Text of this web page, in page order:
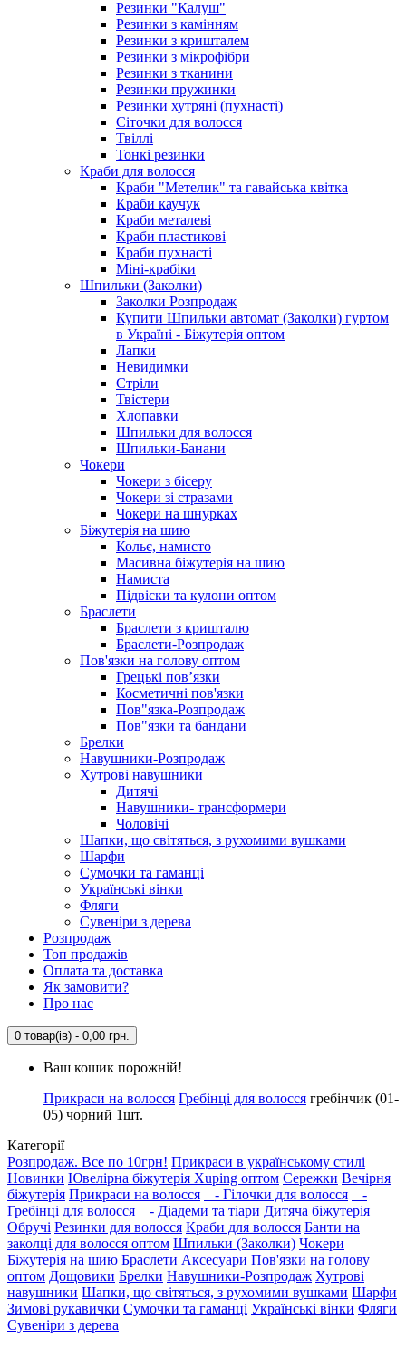
Резинки "Калуш"
Резинки з камінням
Резинки з кришталем
Резинки з мікрофібри
Резинки з тканини
Резинки пружинки
Резинки хутряні (пухнасті)
Сіточки для волосся
Твіллі
Тонкі резинки
Краби для волосся
Краби "Метелик" та гавайська квітка
Краби каучук
Краби металеві
Краби пластикові
Краби пухнасті
Міні-крабіки
Шпильки (Заколки)
Заколки Розпродаж
Купити Шпильки автомат (Заколки) гуртом
в Україні - Біжутерія оптом
Лапки
Невидимки
Стріли
Твістери
Хлопавки
Шпильки для волосся
Шпильки-Банани
Чокери
Чокери з бісеру
Чокери зі стразами
Чокери на шнурках
Біжутерія на шию
Кольє, намисто
Масивна біжутерія на шию
Намиста
Підвіски та кулони оптом
Браслети
Браслети з кришталю
Браслети-Розпродаж
Пов'язки на голову оптом
Грецькі пов’язки
Косметичні пов'язки
Пов"язка-Розпродаж
Пов"язки та бандани
Брелки
Навушники-Розпродаж
Хутрові навушники
Дитячі
Навушники- трансформери
Чоловічі
Шапки, що світяться, з рухомими вушками
Шарфи
Сумочки та гаманці
Українські вінки
Фляги
Сувеніри з дерева
Розпродаж
Топ продажів
Оплата та доставка
Як замовити?
Про нас
0 товар(ів) - 0,00 грн.
Ваш кошик порожній!
Прикраси на волосся Гребінці для волосся гребінчик (01-
05) чорний 1шт.
Категорії
Розпродаж. Все по 10грн! Прикраси в українському стилі
Новинки Ювелірна біжутерія Xuping оптом Сережки Вечірня
біжутерія Прикраси на волосся - Гілочки для волосся
-
Гребінці для волосся
- Діадеми та тіари Дитяча біжутерія
Обручі Резинки для волосся Краби для волосся Банти на
заколці для волосся оптом Шпильки (Заколки) Чокери
Біжутерія на шию Браслети Аксесуари Пов'язки на голову
оптом Дощовики Брелки Навушники-Розпродаж Хутрові
навушники Шапки, що світяться, з рухомими вушками Шарфи
Зимові рукавички Сумочки та гаманці Українські вінки Фляги
Сувеніри з дерева